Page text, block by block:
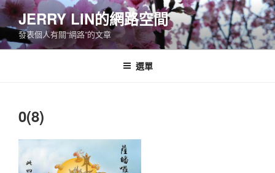
跳
至
主
要
JERRY LIN的網路空間
發表個人有關“網路”的文章
選單
0(8)